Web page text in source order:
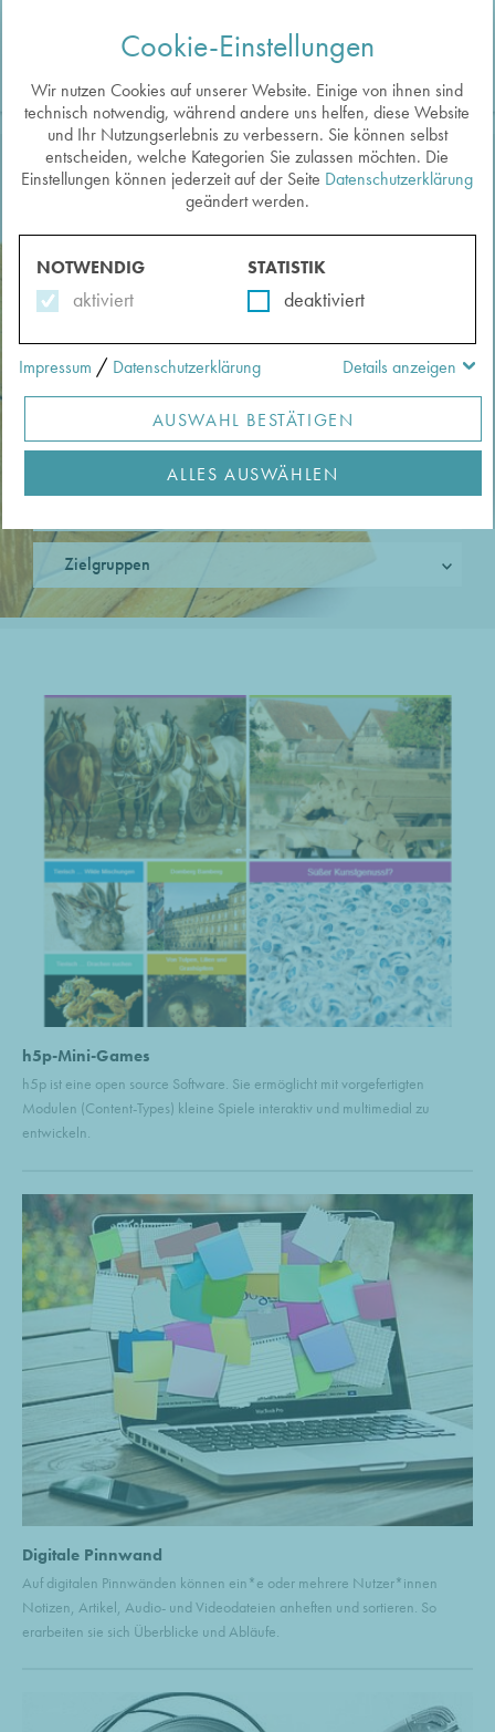
Sortieren: Neueste zuerst
METHODENim Überblick
Filter löschen
Anwendung auf Exponate
Passende Aspekte
Zielgruppen
h5p-Mini-Games
h5p ist eine open source Software. Sie ermöglicht mit vorgefertigten
Modulen (Content-Types) kleine Spiele interaktiv und multimedial zu
entwickeln.
Digitale Pinnwand
Auf digitalen Pinnwänden können ein*e oder mehrere Nutzer*innen
Notizen, Artikel, Audio- und Videodateien anheften und sortieren. So
erarbeiten sie sich Überblicke und Abläufe.
Cookie-Einstellungen
Wir nutzen Cookies auf unserer Website. Einige von ihnen sind
technisch notwendig, während andere uns helfen, diese Website
und Ihr Nutzungserlebnis zu verbessern. Sie können selbst
entscheiden, welche Kategorien Sie zulassen möchten. Die
Einstellungen können jederzeit auf der Seite Datenschutzerklärung
geändert werden.
NOTWENDIG
aktiviert
STATISTIK
deaktiviert
Impressum / Datenschutzerklärung Details anzeigen
AUSWAHL BESTÄTIGEN
ALLES AUSWÄHLEN